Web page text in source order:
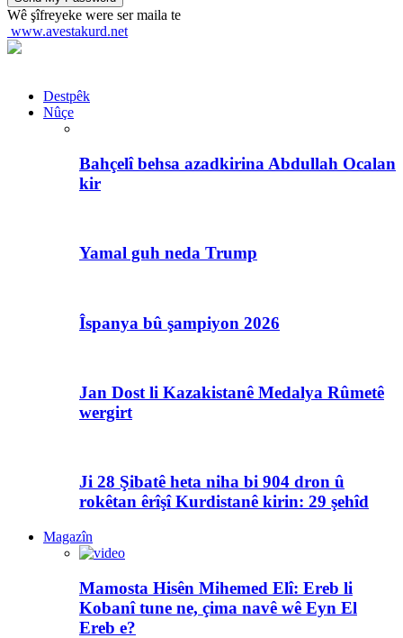
Wê şîfreyeke were ser maila te
www.avestakurd.net
Destpêk
Nûçe
Bahçelî behsa azadkirina Abdullah Ocalan
kir
Yamal guh neda Trump
Îspanya bû şampiyon 2026
Jan Dost li Kazakistanê Medalya Rûmetê
wergirt
Ji 28 Şibatê heta niha bi 904 dron û
rokêtan êrîşî Kurdistanê kirin: 29 şehîd
Magazîn
Mamosta Hisên Mihemed Elî: Ereb li
Kobanî tune ne, çima navê wê Eyn El
Ereb e?